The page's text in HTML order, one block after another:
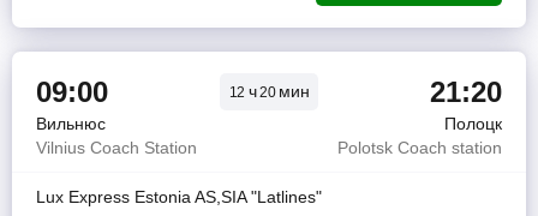
09:00 12 ч20 мин 21:20
Вильнюс
Полоцк
Vilnius Coach Station
Polotsk Coach station
Lux Express Estonia AS,SIA "Latlines"